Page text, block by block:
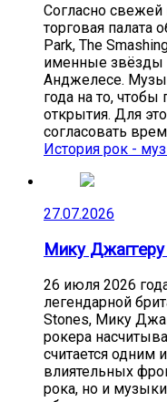
Согласно
торговая палата
Park, The
именные звёзды
Анджелесе.
года на то,
открытия. Для
согласовать
История рок -
27.07.2026
Мику
26 июля 2026
легендарной
Stones, Мику
рокера
считается одним
влиятельных
рока, но и